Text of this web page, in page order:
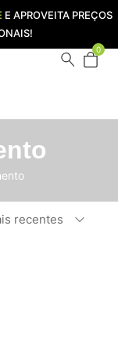
E APROVEITA PREÇOS
0
recentes